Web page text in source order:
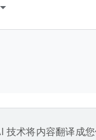
术将内容翻译成您